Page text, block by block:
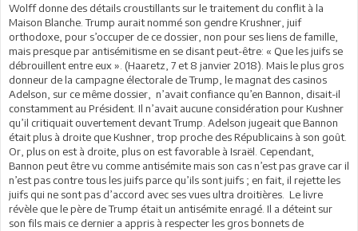
Wolff donne des détails croustillants sur le traitement du conflit à la
Maison Blanche. Trump aurait nommé son gendre Krushner, juif
orthodoxe, pour s’occuper de ce dossier, non pour ses liens de famille,
mais presque par antisémitisme en se disant peut-être: « Que les juifs se
débrouillent entre eux ». (Haaretz, 7 et 8 janvier 2018). Mais le plus gros
donneur de la campagne électorale de Trump, le magnat des casinos
Adelson, sur ce même dossier, n’avait confiance qu’en Bannon, disait-il
constamment au Président. Il n’avait aucune considération pour Kushner
qu’il critiquait ouvertement devant Trump. Adelson jugeait que Bannon
était plus à droite que Kushner, trop proche des Républicains à son goût.
Or, plus on est à droite, plus on est favorable à Israël. Cependant,
Bannon peut être vu comme antisémite mais son cas n’est pas grave car il
n’est pas contre tous les juifs parce qu’ils sont juifs ; en fait, il rejette les
juifs qui ne sont pas d’accord avec ses vues ultra droitières. Le livre
révèle que le père de Trump était un antisémite enragé. Il a déteint sur
son fils mais ce dernier a appris à respecter les gros bonnets de